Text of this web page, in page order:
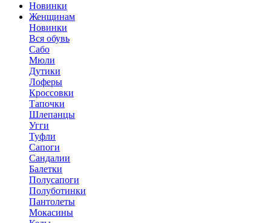
Новинки
Женщинам
Новинки
Вся обувь
Сабо
Мюли
Дутики
Лоферы
Кроссовки
Тапочки
Шлепанцы
Угги
Туфли
Сапоги
Сандалии
Балетки
Полусапоги
Полуботинки
Пантолеты
Мокасины